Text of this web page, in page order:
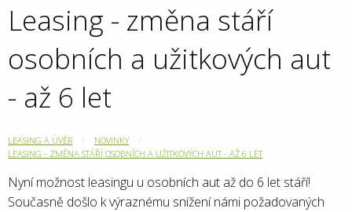
Leasing - změna stáří
osobních a užitkových aut
- až 6 let
LEASING A ÚVĚR
NOVINKY
LEASING - ZMĚNA STÁŘÍ OSOBNÍCH A UŽITKOVÝCH AUT - AŽ 6 LET
Nyní možnost leasingu u osobních aut až do 6 let stáří!
Současně došlo k výraznému snížení námi požadovaných